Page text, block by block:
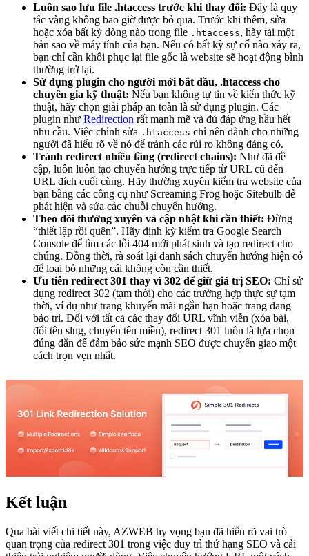
Luôn sao lưu file .htaccess trước khi thay đổi: Đây là quy
tắc vàng không bao giờ được bỏ qua. Trước khi thêm, sửa
hoặc xóa bất kỳ dòng nào trong file .htaccess, hãy tải một
bản sao về máy tính của bạn. Nếu có bất kỳ sự cố nào xảy ra,
bạn chỉ cần khôi phục lại file gốc là website sẽ hoạt động bình
thường trở lại.
Sử dụng plugin cho người mới bắt đầu, .htaccess cho
chuyên gia kỹ thuật: Nếu bạn không tự tin về kiến thức kỹ
thuật, hãy chọn giải pháp an toàn là sử dụng plugin. Các
plugin như Redirection rất mạnh mẽ và đủ đáp ứng hầu hết
nhu cầu. Việc chỉnh sửa .htaccess chỉ nên dành cho những
người đã hiểu rõ về nó để tránh các rủi ro không đáng có.
Tránh redirect nhiều tầng (redirect chains): Như đã đề
cập, luôn luôn tạo chuyển hướng trực tiếp từ URL cũ đến
URL đích cuối cùng. Hãy thường xuyên kiểm tra website của
bạn bằng các công cụ như Screaming Frog hoặc Sitebulb để
phát hiện và sửa các chuỗi chuyển hướng.
Theo dõi thường xuyên và cập nhật khi cần thiết: Đừng
“thiết lập rồi quên”. Hãy định kỳ kiểm tra Google Search
Console để tìm các lỗi 404 mới phát sinh và tạo redirect cho
chúng. Đồng thời, rà soát lại danh sách chuyển hướng hiện có
để loại bỏ những cái không còn cần thiết.
Ưu tiên redirect 301 thay vì 302 để giữ giá trị SEO: Chỉ sử
dụng redirect 302 (tạm thời) cho các trường hợp thực sự tạm
thời, ví dụ như trang khuyến mãi ngắn hạn hoặc trang đang
bảo trì. Đối với tất cả các thay đổi URL vĩnh viễn (xóa bài,
đổi tên slug, chuyển tên miền), redirect 301 luôn là lựa chọn
đúng đắn để đảm bảo sức mạnh SEO được chuyển giao một
cách trọn vẹn nhất.
Kết luận
Qua bài viết chi tiết này, AZWEB hy vọng bạn đã hiểu rõ vai trò
quan trọng của redirect 301 trong việc duy trì thứ hạng SEO và cải